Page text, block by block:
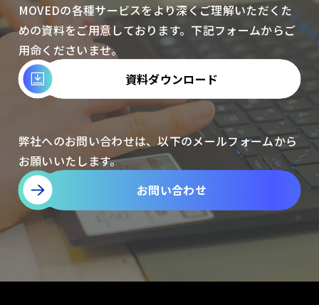
MOVEDの各種サービスをより深くご理解いただくた
めの資料をご用意しております。下記フォームからご
用命くださいませ。
資料ダウンロード
弊社へのお問い合わせは、以下のメールフォームから
お願いいたします。
お問い合わせ